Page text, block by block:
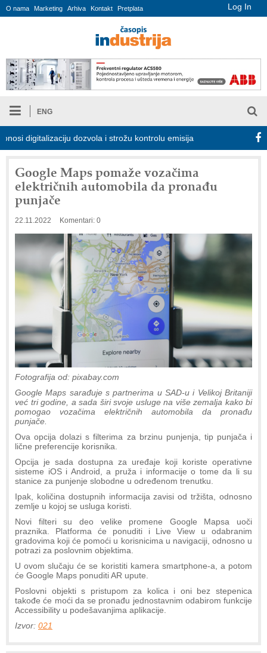
Log In
O nama Marketing Arhiva Kontakt Pretplata
ENG
dozvola i strožu kontrolu emisija Proizvodnja iC7
Google Maps pomaže vozačima
električnih automobila da pronađu
punjače
22.11.2022 Komentari: 0
Fotografija od: pixabay.com
Google Maps sarađuje s partnerima u SAD-u i Velikoj Britaniji
već tri godine, a sada širi svoje usluge na više zemalja kako bi
pomogao vozačima električnih automobila da pronađu
punjače.
Ova opcija dolazi s filterima za brzinu punjenja, tip punjača i
lične preferencije korisnika.
Opcija je sada dostupna za uređaje koji koriste operativne
sisteme iOS i Android, a pruža i informacije o tome da li su
stanice za punjenje slobodne u određenom trenutku.
Ipak, količina dostupnih informacija zavisi od tržišta, odnosno
zemlje u kojoj se usluga koristi.
Novi filteri su deo velike promene Google Mapsa uoči
praznika. Platforma će ponuditi i Live View u odabranim
gradovima koji će pomoći u korisnicima u navigaciji, odnosno u
potrazi za poslovnim objektima.
U ovom slučaju će se koristiti kamera smartphone-a, a potom
će Google Maps ponuditi AR upute.
Poslovni objekti s pristupom za kolica i oni bez stepenica
takođe će moći da se pronađu jednostavnim odabirom funkcije
Accessibility u podešavanjima aplikacije.
Izvor: 021